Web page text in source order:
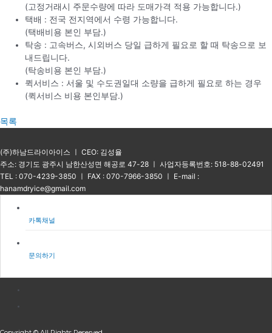
(고정거래시 주문수량에 따라 도매가격 적용 가능합니다.)
택배 : 전국 전지역에서 수령 가능합니다.
(택배비용 본인 부담.)
탁송 : 고속버스, 시외버스 당일 급하게 필요로 할 때 탁송으로 보
내드립니다.
(탁송비용 본인 부담.)
퀵서비스 : 서울 및 수도권일대 소량을 급하게 필요로 하는 경우
(퀵서비스 비용 본인부담.)
목록
(주)하남드라이아이스 ㅣ CEO: 김성율
주소: 경기도 광주시 남한산성면 해공로 47-28 ㅣ 사업자등록번호: 518-88-02491
TEL : 070-4239-3850 ㅣ FAX : 070-7966-3850 ㅣ E-mail :
hanamdryice@gmail.com
카톡채널
문의하기